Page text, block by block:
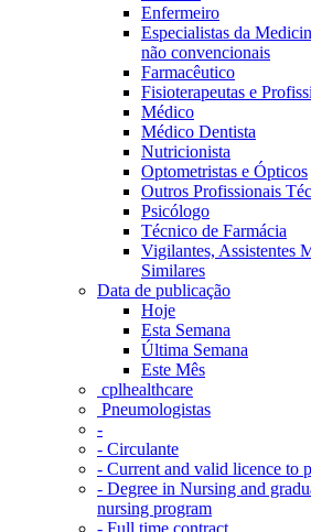
Enfermeiro
Especialistas da
não convencionais
Farmacêutico
Fisioterapeutas e
Médico
Médico Dentista
Nutricionista
Optometristas e Ópticos
Outros Profissionais
Psicólogo
Técnico de Farmácia
Vigilantes, Assistentes
Similares
Data de publicação
Hoje
Esta Semana
Última Semana
Este Mês
‎ cplhealthcare‬
Pneumologistas
-
- Circulante
- Current and valid licence to
- Degree in Nursing and
nursing program
- Full time contract